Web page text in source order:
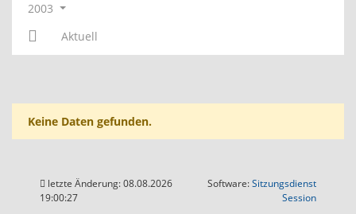
2003
Aktuell
Keine Daten gefunden.
letzte Änderung: 08.08.2026
19:00:27
Software:Sitzungsdienst
Session(Wird in